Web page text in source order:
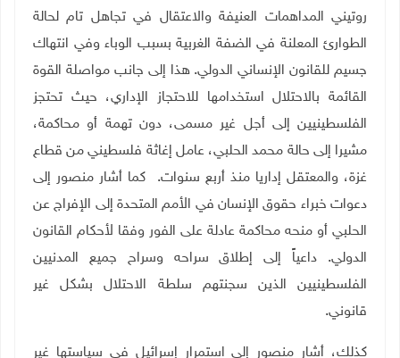
روتيني المداهمات العنيفة والاعتقال في تجاهل تام لحالة
الطوارئ المعلنة في الضفة الغربية بسبب الوباء وفي انتهاك
جسيم للقانون الإنساني الدولي. هذا إلى جانب مواصلة القوة
القائمة بالاحتلال استخدامها للاحتجاز الإداري، حيث تحتجز
الفلسطينيين إلى أجل غير مسمى، دون تهمة أو محاكمة،
مشيرا إلى حالة محمد الحلبي، عامل إغاثة فلسطيني من قطاع
غزة، والمعتقل إداريا منذ أربع سنوات. كما أشار منصور إلى
دعوات خبراء حقوق الإنسان في الأمم المتحدة إلى الإفراج عن
الحلبي أو منحه محاكمة عادلة على الفور وفقا لأحكام القانون
الدولي. داعياً إلى إطلاق سراحه وسراح جميع المدنيين
الفلسطينيين الذين سجنتهم سلطة الاحتلال بشكل غير
قانوني.
كذلك، أشار منصور إلى استمرار إسرائيل في سياستها غير